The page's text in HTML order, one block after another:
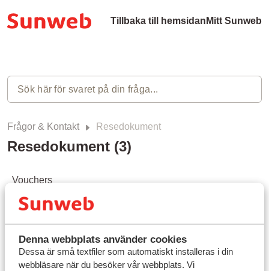
Denna webbplats använder cookies
Dessa är små textfiler som automatiskt installeras i din
webbläsare när du besöker vår webbplats. Vi
Tillbaka till hemsidan Mitt Sunweb
Frågor & Kontakt Resedokument
Resedokument (3)
Vouchers
Pass / ID-kort
Visum